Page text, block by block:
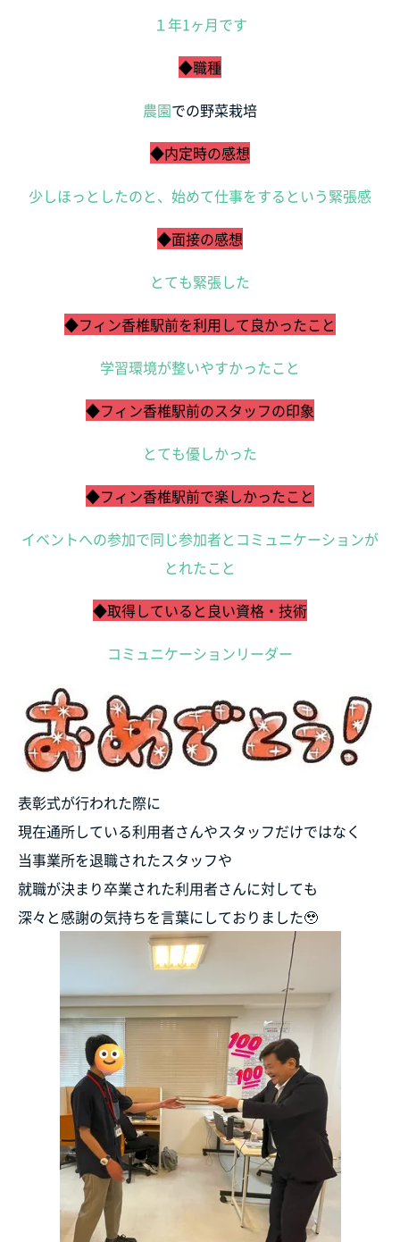
１年1ヶ月です
◆職種
農園での野菜栽培
◆内定時の感想
少しほっとしたのと、始めて仕事をするという緊張感
◆面接の感想
とても緊張した
◆フィン香椎駅前を利用して良かったこと
学習環境が整いやすかったこと
◆フィン香椎駅前のスタッフの印象
とても優しかった
◆フィン香椎駅前で楽しかったこと
イベントへの参加で同じ参加者とコミュニケーションが
とれたこと
◆取得していると良い資格・技術
コミュニケーションリーダー
表彰式が行われた際に
現在通所している利用者さんやスタッフだけではなく
当事業所を退職されたスタッフや
就職が決まり卒業された利用者さんに対しても
深々と感謝の気持ちを言葉にしておりました🥹